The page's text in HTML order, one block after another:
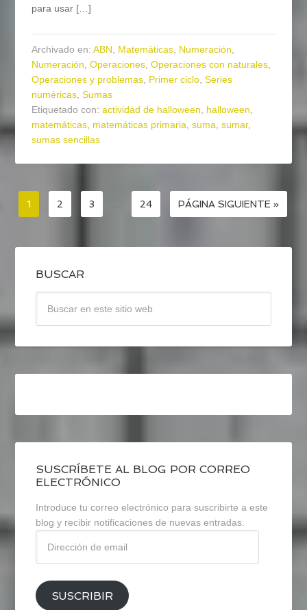
para usar […]
Archivado en:ABN, Matemáticas, Numeración,
Numeración,Operaciones,Operaciones con naturales,
Operaciones y problemas, Primer ciclo,Series
numéricas,Sumas
Etiquetado con:actividad de halloween, halloween,
matemáticas, matemáticas primaria,suma,sumar,
sumas sencillas
1 2 3 … 24 PÁGINA SIGUIENTE »
BUSCAR
SUSCRÍBETE AL BLOG POR CORREO
ELECTRÓNICO
Introduce tu correo electrónico para suscribirte a este
blog y recibir notificaciones de nuevas entradas.
email
SUSCRIBIR